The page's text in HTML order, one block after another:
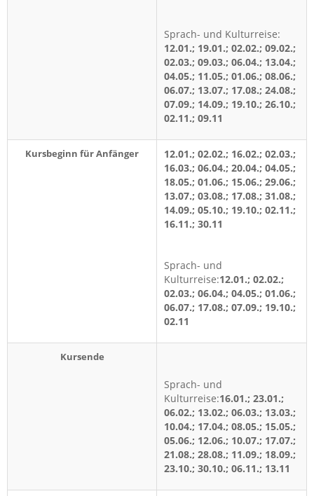
Sprach- und Kulturreise:
12.01.; 19.01.; 02.02.; 09.02.;
02.03.; 09.03.; 06.04.; 13.04.;
04.05.; 11.05.; 01.06.; 08.06.;
06.07.; 13.07.; 17.08.; 24.08.;
07.09.; 14.09.; 19.10.; 26.10.;
02.11.; 09.11
Kursbeginn für Anfänger
12.01.; 02.02.; 16.02.; 02.03.;
16.03.; 06.04.; 20.04.; 04.05.;
18.05.; 01.06.; 15.06.; 29.06.;
13.07.; 03.08.; 17.08.; 31.08.;
14.09.; 05.10.; 19.10.; 02.11.;
16.11.; 30.11
Sprach- und
Kulturreise:12.01.; 02.02.;
02.03.; 06.04.; 04.05.; 01.06.;
06.07.; 17.08.; 07.09.; 19.10.;
02.11
Kursende
Sprach- und
Kulturreise:16.01.; 23.01.;
06.02.; 13.02.; 06.03.; 13.03.;
10.04.; 17.04.; 08.05.; 15.05.;
05.06.; 12.06.; 10.07.; 17.07.;
21.08.; 28.08.; 11.09.; 18.09.;
23.10.; 30.10.; 06.11.; 13.11